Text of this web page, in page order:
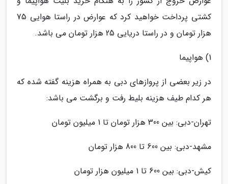
کشتی پرداخت خواهید کرد که عوارض در راستا هوایی 75
هزار تومان و در راستا دریایی 25 هزار تومان می باشد.
1) هواپیما
در زیر بعضی از پروازهای دبی به همراه هزینه گفته شده که
هر کدام طیف هزینه بلیط رفت و برگشت می باشد:
تهران-دبی: بین 300 هزار تومان تا 1 میلیون تومان
مشهد-دبی: بین 600 تا 800 هزار تومان
کیش-دبی: بین 600 تا 1 میلیون هزار تومان